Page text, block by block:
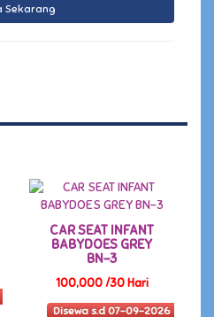
CAR SEAT INFANT
BABYDOES GREY
BN-3
100,000 /30 Hari
Disewa s.d 07-09-2026